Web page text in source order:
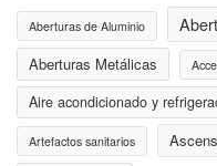
Aberturas de Aluminio
Aberturas Metálicas
Aire acondicionado y
Artefactos sanitarios